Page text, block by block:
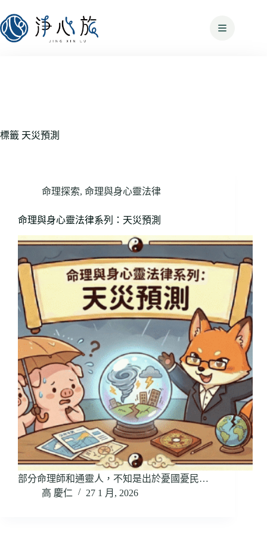
標籤 天災預測
命理探索, 命理與身心靈法律
命理與身心靈法律系列：天災預測
部分命理師和通靈人，不知是出於憂國憂民…
高 慶仁
27 1 月, 2026